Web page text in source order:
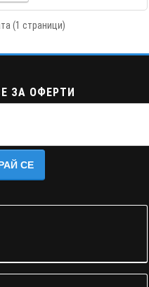
(1 страници)
ЗА ОФЕРТИ
СЕ